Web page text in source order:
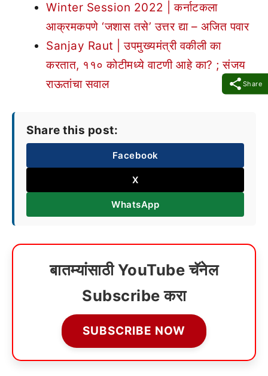
Share
Winter Session 2022 | कर्नाटकला
आक्रमकपणे ‘जशास तसे’ उत्तर द्या – अजित पवार
Sanjay Raut | उपमुख्यमंत्री वकीली का
करतात, ११० कोटीमध्ये वाटणी आहे का? ; संजय
राऊतांचा सवाल
Share this post:
Facebook
X
WhatsApp
बातम्यांसाठी YouTube चॅनेल
Subscribe करा
SUBSCRIBE NOW